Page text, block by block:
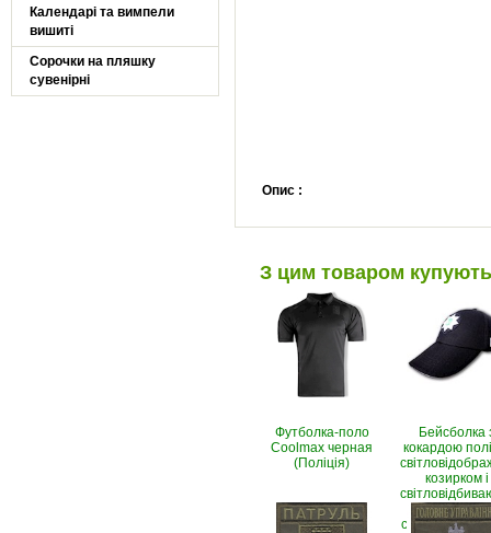
Календарі та вимпели
вишиті
Сорочки на пляшку
сувенірні
Опис :
З цим товаром купують
Футболка-поло
Coolmax черная
(Поліція)
Бейсболка
кокардою
козирком і
написом
стоп, чорно-